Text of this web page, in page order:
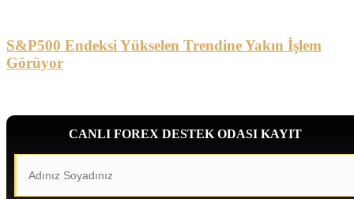
S&P500 Endeksi Yükselen Trendine Yakın İşlem
Görüyor
CANLI FOREX DESTEK ODASI KAYIT